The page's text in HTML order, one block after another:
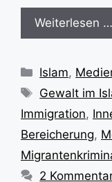
Weiterlesen …
Kategorien
Islam,
Gewalt im
Immigration,
Bereicherung,
2